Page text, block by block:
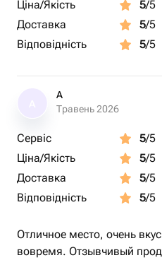
удобный формат бенто-
небольшого подарка
С удовольствием учту
Ціна/Якість
5/5
Доставка
5/5
Відповідність
5/5
A
Травень 2026
Сервіс 5/5
Ціна/Якість
5/5
Доставка
5/5
Відповідність
5/5
Отличное место, очень
вовремя. Отзывчивый